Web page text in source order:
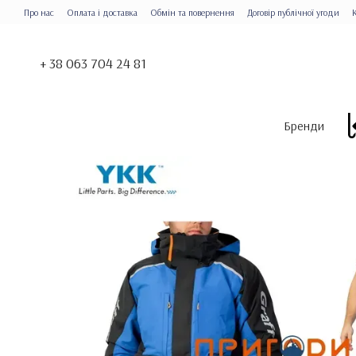
Перейти до основного контенту
Про нас Оплата і доставка Обмін та повернення Договір публічної угоди
+ 38 063 704 24 81
Бренди